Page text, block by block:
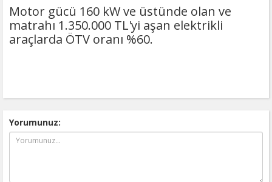
Motor gücü 160 kW ve üstünde olan ve
matrahı 1.350.000 TL'yi aşan elektrikli
araçlarda ÖTV oranı %60.
Yorumunuz: